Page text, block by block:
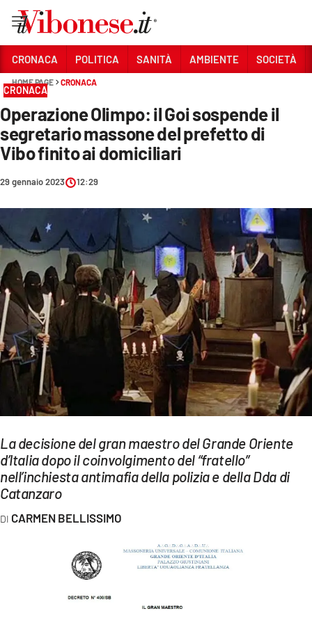
Sezioni
CRONACA
POLITICA
SOCIETÀ
CULTURA
ECONOMIA E LAVORO
EVENTI
SPORT
Streaming
LAC TV
LAC NETWORK
LAC ONAIR
LaC
Network
CRONACA POLITICA SANITÀ AMBIENTE SOCIETÀ
HOME PAGE CRONACA
CRONACA
Operazione Olimpo: il Goi sospende il
segretario massone del prefetto di
Vibo finito ai domiciliari
29 gennaio 2023 12:29
La decisione del gran maestro del Grande Oriente
d’Italia dopo il coinvolgimento del “fratello”
nell’inchiesta antimafia della polizia e della Dda di
Catanzaro
CARMEN BELLISSIMO